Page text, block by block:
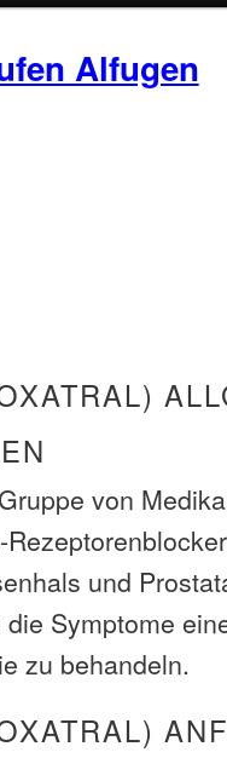
Alfugen
von
und
Symptome
zu behandeln.